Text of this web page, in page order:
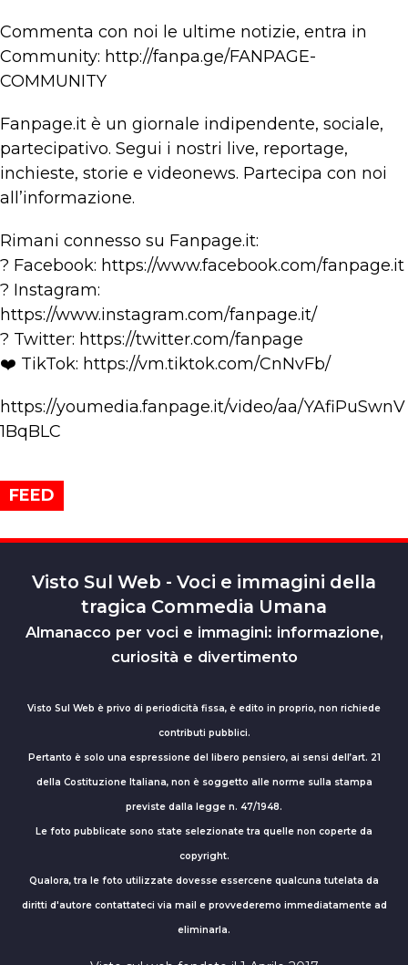
Commenta con noi le ultime notizie, entra in
Community: http://fanpa.ge/FANPAGE-
COMMUNITY
Fanpage.it è un giornale indipendente, sociale,
partecipativo. Segui i nostri live, reportage,
inchieste, storie e videonews. Partecipa con noi
all’informazione.
Rimani connesso su Fanpage.it:
? Facebook: https://www.facebook.com/fanpage.it
? Instagram:
https://www.instagram.com/fanpage.it/
? Twitter: https://twitter.com/fanpage
❤️ TikTok: https://vm.tiktok.com/CnNvFb/
https://youmedia.fanpage.it/video/aa/YAfiPuSwnV
1BqBLC
FEED
Visto Sul Web - Voci e immagini della
tragica Commedia Umana
Almanacco per voci e immagini: informazione,
curiosità e divertimento
Visto Sul Web è privo di periodicità fissa, è edito in proprio, non richiede
contributi pubblici.
Pertanto è solo una espressione del libero pensiero, ai sensi dell’art. 21
della Costituzione Italiana, non è soggetto alle norme sulla stampa
previste dalla legge n. 47/1948.
Le foto pubblicate sono state selezionate tra quelle non coperte da
copyright.
Qualora, tra le foto utilizzate dovesse essercene qualcuna tutelata da
diritti d'autore contattateci via mail e provvederemo immediatamente ad
eliminarla.